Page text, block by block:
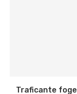
Traficante foge